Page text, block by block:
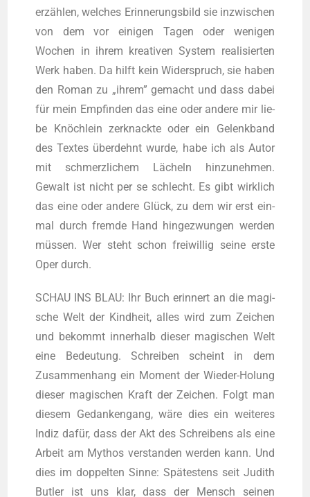
erzäh­len, wel­ches Erin­ne­rungs­bild sie inzwi­schen
von dem vor eini­gen Tagen oder weni­gen
Wochen in ihrem krea­ti­ven Sys­tem rea­li­sier­ten
Werk haben. Da hilft kein Wider­spruch, sie haben
den Roman zu „ihrem” gemacht und dass dabei
für mein Emp­fin­den das eine oder ande­re mir lie­
be Knöch­lein zer­knack­te oder ein Gelenk­band
des Tex­tes über­dehnt wur­de, habe ich als Autor
mit schmerz­li­chem Lächeln hin­zu­neh­men.
Gewalt ist nicht per se schlecht. Es gibt wirk­lich
das eine oder ande­re Glück, zu dem wir erst ein­
mal durch frem­de Hand hin­ge­zwun­gen wer­den
müs­sen. Wer steht schon frei­wil­lig sei­ne ers­te
Oper durch.
SCHAU INS BLAU: Ihr Buch erin­nert an die magi­
sche Welt der Kind­heit, alles wird zum Zei­chen
und bekommt inner­halb die­ser magi­schen Welt
eine Bedeu­tung. Schrei­ben scheint in dem
Zusam­men­hang ein Moment der Wie­der-Holung
die­ser magi­schen Kraft der Zei­chen. Folgt man
die­sem Gedan­ken­gang, wäre dies ein wei­te­res
Indiz dafür, dass der Akt des Schrei­bens als eine
Arbeit am Mythos ver­stan­den wer­den kann. Und
dies im dop­pel­ten Sin­ne: Spä­tes­tens seit Judith
But­ler ist uns klar, dass der Mensch sei­nen